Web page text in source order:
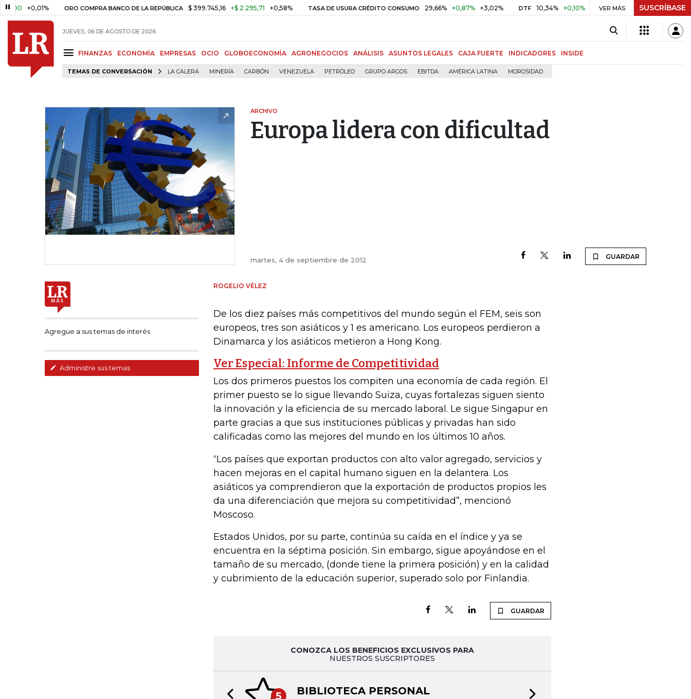
+0,01% ORO COMPRA BANCO DE LA REPÚBLICA $ 399.745,16 +$ 2.295,71 +0,58% TASA DE USURA CRÉDITO CONSUMO 29,66% +0,87% +3,02% DTF 10,34% +0,10% +0,98% UVR $ 416,86 +$ 0,05
VER MÁS SUSCRÍBASE
JUEVES, 06 DE AGOSTO DE 2026
FINANZAS ECONOMÍA EMPRESAS OCIO GLOBOECONOMÍA AGRONEGOCIOS ANÁLISIS ASUNTOS LEGALES CAJA FUERTE INDICADORES INSIDE
TEMAS DE CONVERSACIÓN LA CALERA MINERÍA CARBÓN VENEZUELA PETRÓLEO GRUPO ARGOS EBITDA AMÉRICA LATINA MOROSIDAD
ARCHIVO
Europa lidera con dificultad
martes, 4 de septiembre de 2012 GUARDAR
Agregue a sus temas de interés
Administre sus temas
ROGELIO VÉLEZ
De los diez países más competitivos del mundo según el FEM, seis son
europeos, tres son asiáticos y 1 es americano. Los europeos perdieron a
Dinamarca y los asiáticos metieron a Hong Kong.
Ver Especial: Informe de Competitividad
Los dos primeros puestos los compiten una economía de cada región. El
primer puesto se lo sigue llevando Suiza, cuyas fortalezas siguen siento
la innovación y la eficiencia de su mercado laboral. Le sigue Singapur en
parte gracias a que sus instituciones públicas y privadas han sido
calificadas como las mejores del mundo en los últimos 10 años.
“Los países que exportan productos con alto valor agregado, servicios y
hacen mejoras en el capital humano siguen en la delantera. Los
asiáticos ya comprendieron que la exportación de productos propios les
da una diferenciación que mejora su competitividad”, mencionó
Moscoso.
Estados Unidos, por su parte, continúa su caída en el índice y ya se
encuentra en la séptima posición. Sin embargo, sigue apoyándose en el
tamaño de su mercado, (donde tiene la primera posición) y en la calidad
y cubrimiento de la educación superior, superado solo por Finlandia.
GUARDAR
CONOZCA LOS BENEFICIOS EXCLUSIVOS PARA
NUESTROS SUSCRIPTORES
5 BIBLIOTECA PERSONAL